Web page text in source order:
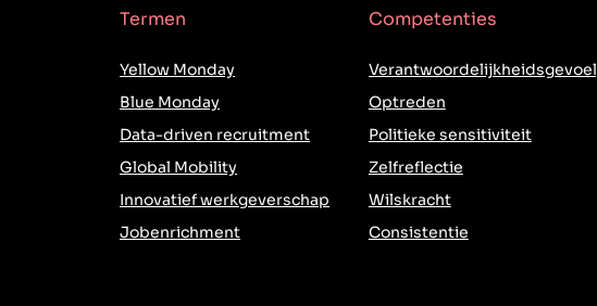
Termen
Yellow Monday
Blue Monday
Data-driven recruitment
Global Mobility
Innovatief werkgeverschap
Jobenrichment
Competenties
Verantwoordelijkheidsgevoel
Optreden
Politieke sensitiviteit
Zelfreflectie
Wilskracht
Consistentie